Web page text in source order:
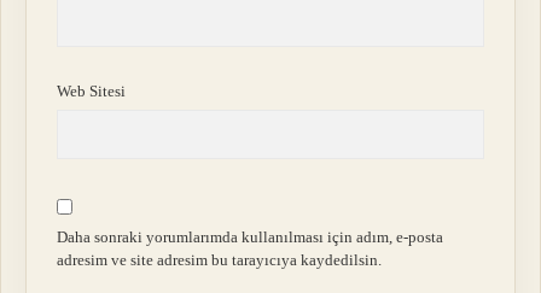
Web Sitesi
Daha sonraki yorumlarımda kullanılması için adım, e-posta
adresim ve site adresim bu tarayıcıya kaydedilsin.